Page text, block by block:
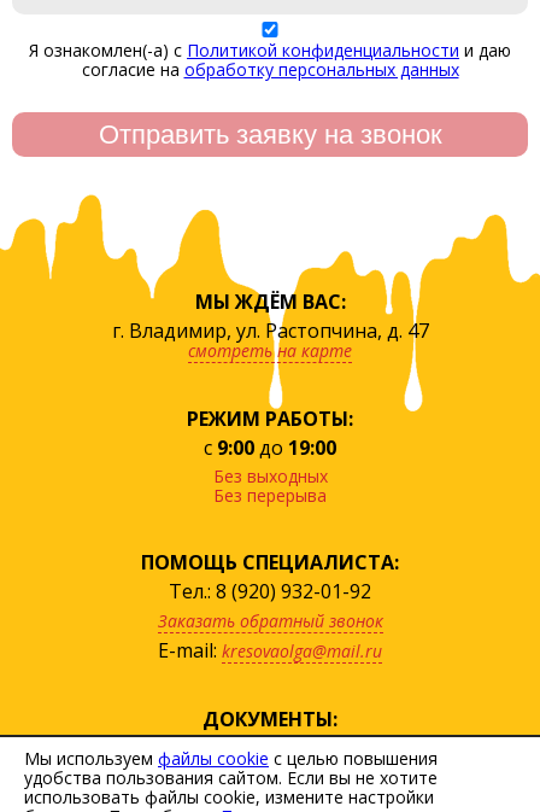
Я ознакомлен(-а) с Политикой конфиденциальности и даю
согласие на обработку персональных данных
МЫ ЖДЁМ ВАС:
г. Владимир, ул. Растопчина, д. 47
смотреть на карте
РЕЖИМ РАБОТЫ:
с 9:00до 19:00
Без выходных
Без перерыва
ПОМОЩЬ СПЕЦИАЛИСТА:
Тел.: 8 (920) 932-01-92
Заказать обратный звонок
E-mail: kresovaolga@mail.ru
ДОКУМЕНТЫ:
посмотреть прайс
скачать договор
Мы используем файлы cookie с целью повышения
удобства пользования сайтом. Если вы не хотите
использовать файлы cookie, измените настройки